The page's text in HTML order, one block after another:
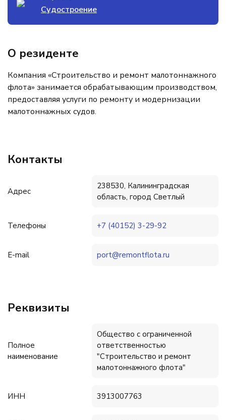
Судостроение
О резиденте
Компания «Строительство и ремонт малотоннажного
флота» занимается обрабатывающим производством,
предоставляя услуги по ремонту и модернизации
малотоннажных судов.
Контакты
Адрес
238530, Калининградская
область, город Светлый
Телефоны +7 (40152) 3-29-92
E-mail port@remontflota.ru
Реквизиты
Полное
наименование
Общество с ограниченной
ответственностью
"Строительство и ремонт
малотоннажного флота"
ИНН 3913007763